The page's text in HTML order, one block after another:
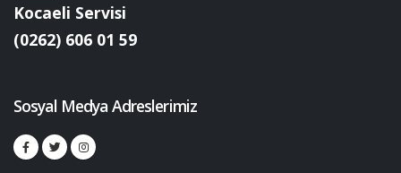
Kocaeli Servisi
(0262) 606 01 59
Sosyal Medya Adreslerimiz